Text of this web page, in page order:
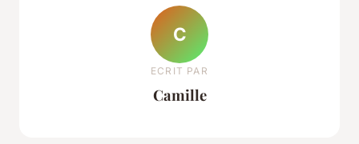
C
ECRIT PAR
Camille